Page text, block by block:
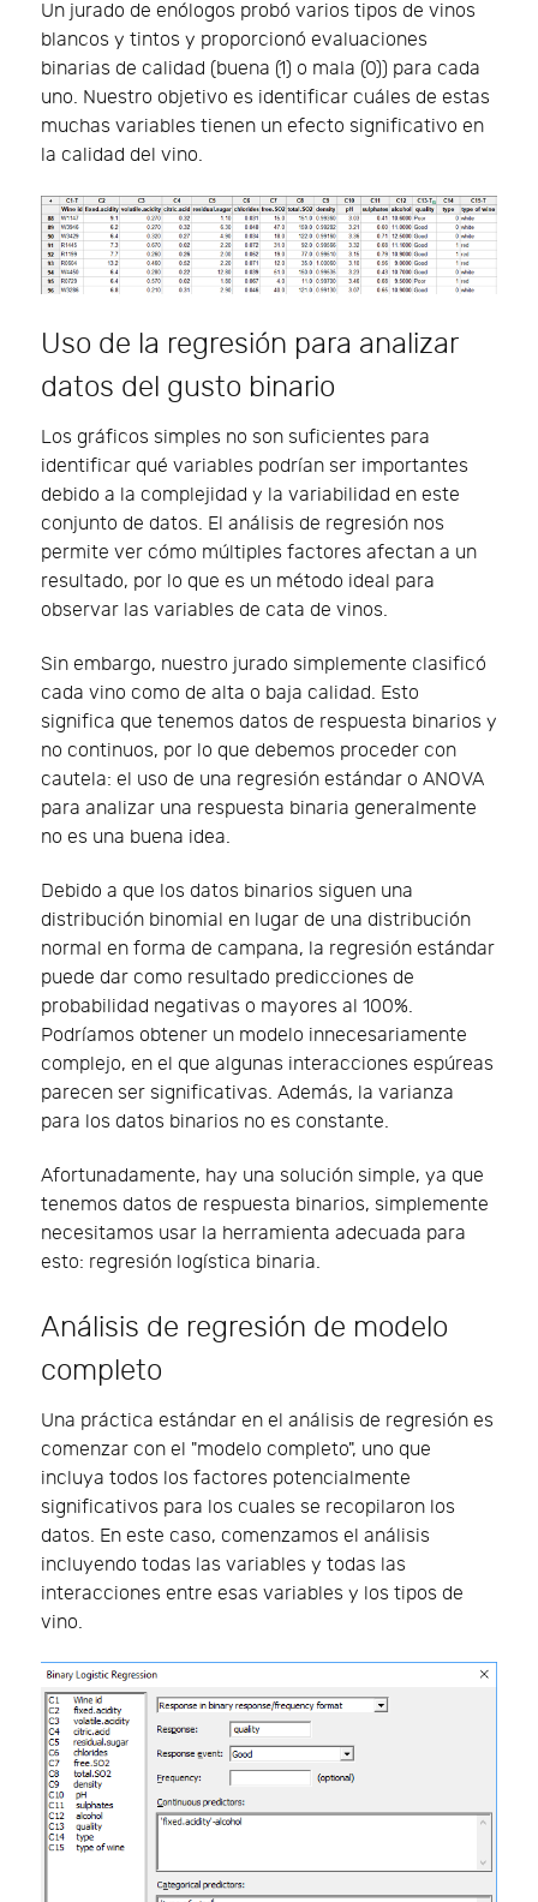
Un jurado de enólogos probó varios tipos de vinos
blancos y tintos y proporcionó evaluaciones
binarias de calidad (buena (1) o mala (0)) para cada
uno. Nuestro objetivo es identificar cuáles de estas
muchas variables tienen un efecto significativo en
la calidad del vino.
Uso de la regresión para analizar
datos del gusto binario
Los gráficos simples no son suficientes para
identificar qué variables podrían ser importantes
debido a la complejidad y la variabilidad en este
conjunto de datos. El análisis de regresión nos
permite ver cómo múltiples factores afectan a un
resultado, por lo que es un método ideal para
observar las variables de cata de vinos.
Sin embargo, nuestro jurado simplemente clasificó
cada vino como de alta o baja calidad. Esto
significa que tenemos datos de respuesta binarios y
no continuos, por lo que debemos proceder con
cautela: el uso de una regresión estándar o ANOVA
para analizar una respuesta binaria generalmente
no es una buena idea.
Debido a que los datos binarios siguen una
distribución binomial en lugar de una distribución
normal en forma de campana, la regresión estándar
puede dar como resultado predicciones de
probabilidad negativas o mayores al 100%.
Podríamos obtener un modelo innecesariamente
complejo, en el que algunas interacciones espúreas
parecen ser significativas. Además, la varianza
para los datos binarios no es constante.
Afortunadamente, hay una solución simple, ya que
tenemos datos de respuesta binarios, simplemente
necesitamos usar la herramienta adecuada para
esto: regresión logística binaria.
Análisis de regresión de modelo
completo
Una práctica estándar en el análisis de regresión es
comenzar con el "modelo completo", uno que
incluya todos los factores potencialmente
significativos para los cuales se recopilaron los
datos. En este caso, comenzamos el análisis
incluyendo todas las variables y todas las
interacciones entre esas variables y los tipos de
vino.